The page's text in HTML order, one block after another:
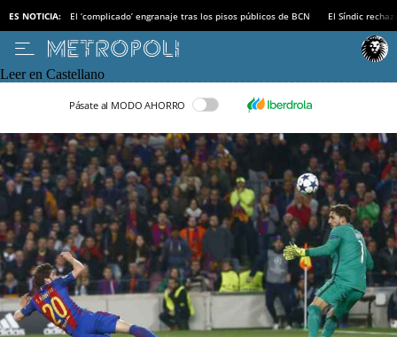
ES NOTICIA: El ‘complicado’ engranaje tras los pisos públicos de BCN El Síndic
Leer en Castellano
Pásate al MODO AHORRO